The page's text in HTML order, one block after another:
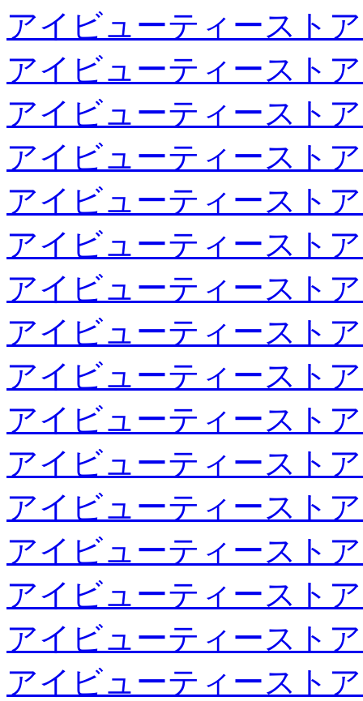
アイビューティースト
アイビューティースト
アイビューティースト
アイビューティースト
アイビューティースト
アイビューティースト
アイビューティースト
アイビューティースト
アイビューティースト
アイビューティースト
アイビューティースト
アイビューティースト
アイビューティースト
アイビューティースト
アイビューティースト
アイビューティースト